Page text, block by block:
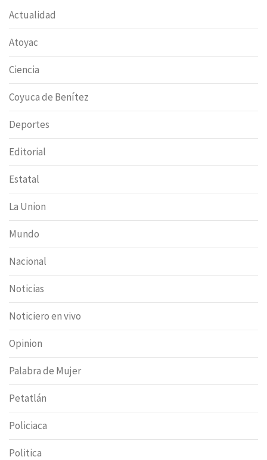
Actualidad
Atoyac
Ciencia
Coyuca de Benítez
Deportes
Editorial
Estatal
La Union
Mundo
Nacional
Noticias
Noticiero en vivo
Opinion
Palabra de Mujer
Petatlán
Policiaca
Politica